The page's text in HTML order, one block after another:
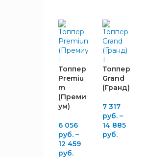
Корона 15
ШИРИНА,
Топпер
Premiu
m
(Преми
ум)
6 056
руб. –
12 459
руб.
Топпер
Grand
(Гранд)
7 317
руб. –
14 885
руб.